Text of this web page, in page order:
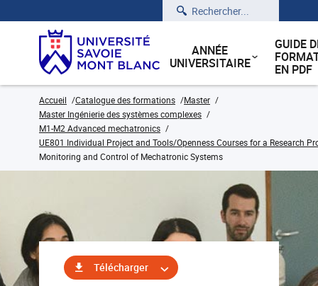
Rechercher
ANNÉE
UNIVERSITAIRE
GUIDE
EN PDF
Accueil Catalogue des formations
Master
Master Ingénierie des systèmes complexes
M1-M2 Advanced mechatronics
UE801 Individual Project and Tools/Openness Courses for a Research
Monitoring and Control of Mechatronic Systems
Télécharger